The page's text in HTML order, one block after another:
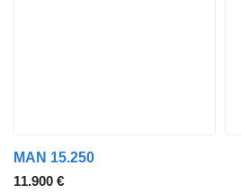
MAN 15.250
11.900 €